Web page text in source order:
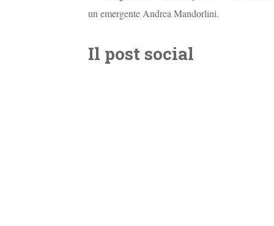
un emergente Andrea Mandorlini.
Il post social